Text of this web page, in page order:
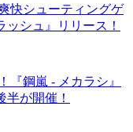
快シューティングゲ
シュ』リリース！
『鋼嵐 - メカラシ』
が開催！